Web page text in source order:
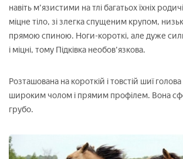
навіть м'язистими на тлі багатьох їхніх
міцне тіло, зі злегка спущеним крупом,
прямою спиною. Ноги-короткі, але дуже
і міцні, тому Підківка необов'язкова.
Розташована на короткій і товстій шиї голова
широким чолом і прямим профілем. Вона
грубо.